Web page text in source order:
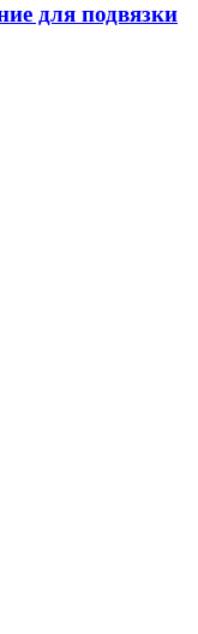
для подвязки